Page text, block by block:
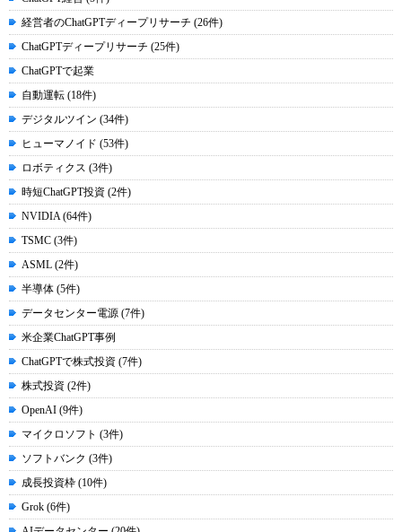
経営者のChatGPTディープリサーチ (26件)
ChatGPTディープリサーチ (25件)
ChatGPTで起業
自動運転 (18件)
デジタルツイン (34件)
ヒューマノイド (53件)
ロボティクス (3件)
時短ChatGPT投資 (2件)
NVIDIA (64件)
TSMC (3件)
ASML (2件)
半導体 (5件)
データセンター電源 (7件)
米企業ChatGPT事例
ChatGPTで株式投資 (7件)
株式投資 (2件)
OpenAI (9件)
マイクロソフト (3件)
ソフトバンク (3件)
成長投資枠 (10件)
Grok (6件)